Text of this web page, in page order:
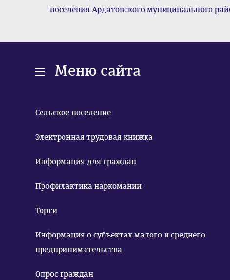
поселения Ардатовского муниципального
Меню сайта
Сельское поселение
Электронная трудовая книжка
Информация для граждан
Профилактика наркомании
Торги
Информация о субъектах малого и среднего
предпринимательства
Опрос граждан